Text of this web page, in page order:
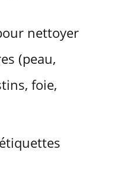
nettoyer
(peau,
foie,